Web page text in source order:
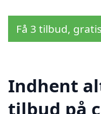
Få 3 tilbud,
Indhent
tilbud på